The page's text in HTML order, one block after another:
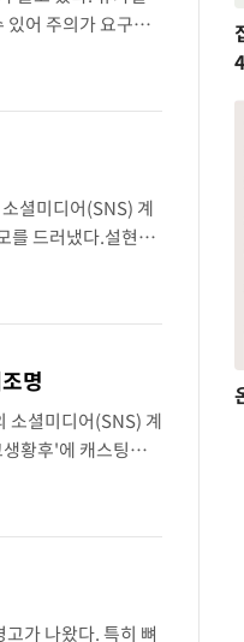
있어 주의가 요구된
이 나타난다면 단
셜미디어(SNS) 계
를 드러냈다.설현은
마친 설현은 해가
명
소셜미디어(SNS) 계
황후'에 캐스팅된
청바지를 차려 입
가 나왔다. 특히 뼈